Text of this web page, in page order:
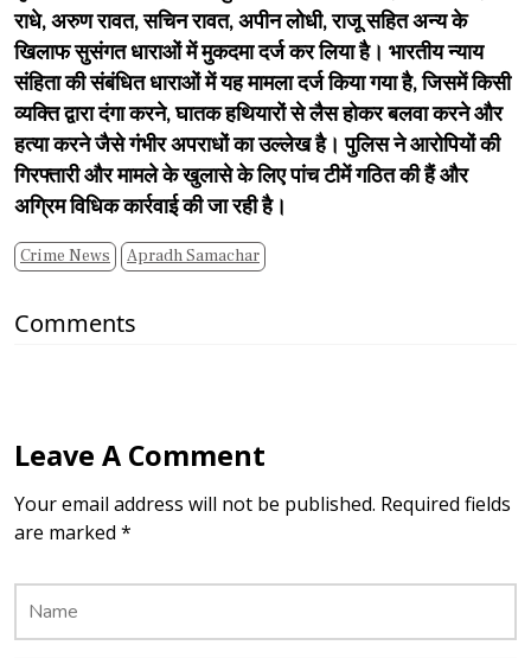
राधे, अरुण रावत, सचिन रावत, अपीन लोधी, राजू सहित अन्य के
खिलाफ सुसंगत धाराओं में मुकदमा दर्ज कर लिया है। भारतीय न्याय
संहिता की संबंधित धाराओं में यह मामला दर्ज किया गया है, जिसमें किसी
व्यक्ति द्वारा दंगा करने, घातक हथियारों से लैस होकर बलवा करने और
हत्या करने जैसे गंभीर अपराधों का उल्लेख है। पुलिस ने आरोपियों की
गिरफ्तारी और मामले के खुलासे के लिए पांच टीमें गठित की हैं और
अग्रिम विधिक कार्रवाई की जा रही है।
Crime News Apradh Samachar
Comments
Leave A Comment
Your email address will not be published. Required fields
are marked *